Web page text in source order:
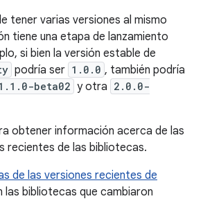
tener varias versiones al mismo
tiene una etapa de lanzamiento
si bien la versión estable de
podría ser 1.0.0 , también podría
beta02 y otra 2.0.0-
obtener información acerca de las
recientes de las bibliotecas.
de las versiones recientes de
las bibliotecas que cambiaron